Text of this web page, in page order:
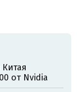
от Nvidia